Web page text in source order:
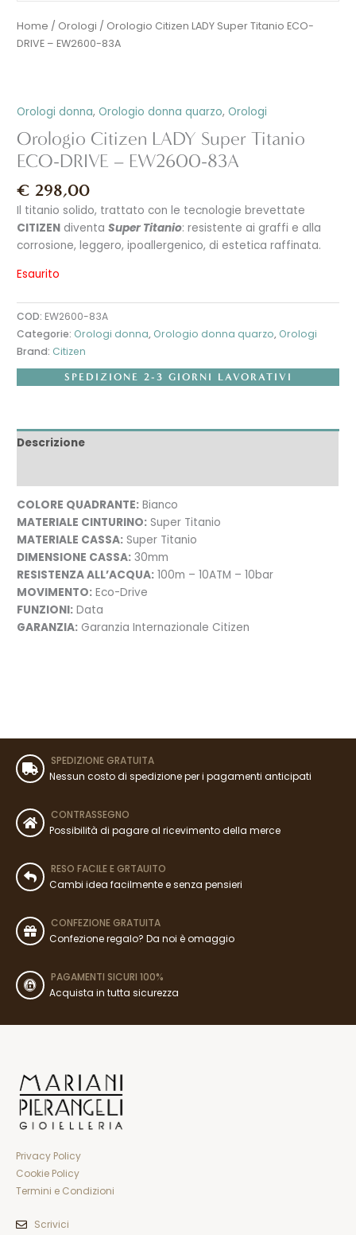
Home / Orologi / Orologio Citizen LADY Super Titanio ECO-
DRIVE – EW2600-83A
Orologi donna,Orologio donna quarzo,Orologi
Orologio Citizen LADY Super Titanio
ECO-DRIVE – EW2600-83A
€ 298,00
Il titanio solido, trattato con le tecnologie brevettate
CITIZEN diventaSuper Titanio: resistente ai graffi e alla
corrosione, leggero, ipoallergenico, di estetica raffinata.
Esaurito
COD: EW2600-83A
Categorie: Orologi donna, Orologio donna quarzo, Orologi
Brand: Citizen
SPEDIZIONE 2-3 GIORNI LAVORATIVI
Descrizione
COLORE QUADRANTE: Bianco
MATERIALE CINTURINO: Super Titanio
MATERIALE CASSA: Super Titanio
DIMENSIONE CASSA: 30mm
RESISTENZA ALL’ACQUA: 100m – 10ATM – 10bar
MOVIMENTO: Eco-Drive
FUNZIONI: Data
GARANZIA: Garanzia Internazionale Citizen
SPEDIZIONE GRATUITA
Nessun costo di spedizione per i pagamenti anticipati
CONTRASSEGNO
Possibilità di pagare al ricevimento della merce
RESO FACILE E GRTAUITO
Cambi idea facilmente e senza pensieri
CONFEZIONE GRATUITA
Confezione regalo? Da noi è omaggio
PAGAMENTI SICURI 100%
Acquista in tutta sicurezza
Privacy Policy
Cookie Policy
Termini e Condizioni
Scrivici